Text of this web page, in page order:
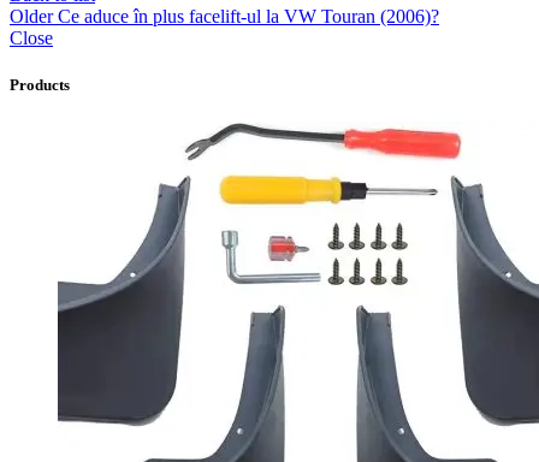
Older Ce aduce în plus facelift-ul la VW Touran (2006)?
Close
Products